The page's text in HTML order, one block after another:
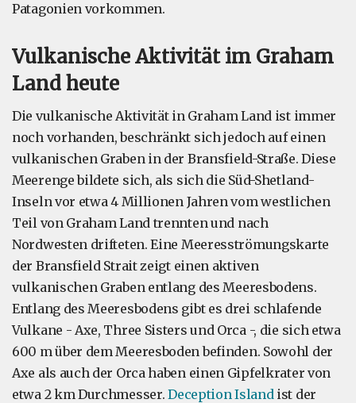
Patagonien vorkommen.
Vulkanische Aktivität im Graham
Land heute
Die vulkanische Aktivität in Graham Land ist immer
noch vorhanden, beschränkt sich jedoch auf einen
vulkanischen Graben in der Bransfield-Straße. Diese
Meerenge bildete sich, als sich die Süd-Shetland-
Inseln vor etwa 4 Millionen Jahren vom westlichen
Teil von Graham Land trennten und nach
Nordwesten drifteten. Eine Meeresströmungskarte
der Bransfield Strait zeigt einen aktiven
vulkanischen Graben entlang des Meeresbodens.
Entlang des Meeresbodens gibt es drei schlafende
Vulkane - Axe, Three Sisters und Orca -, die sich etwa
600 m über dem Meeresboden befinden. Sowohl der
Axe als auch der Orca haben einen Gipfelkrater von
etwa 2 km Durchmesser.Deception Islandist der